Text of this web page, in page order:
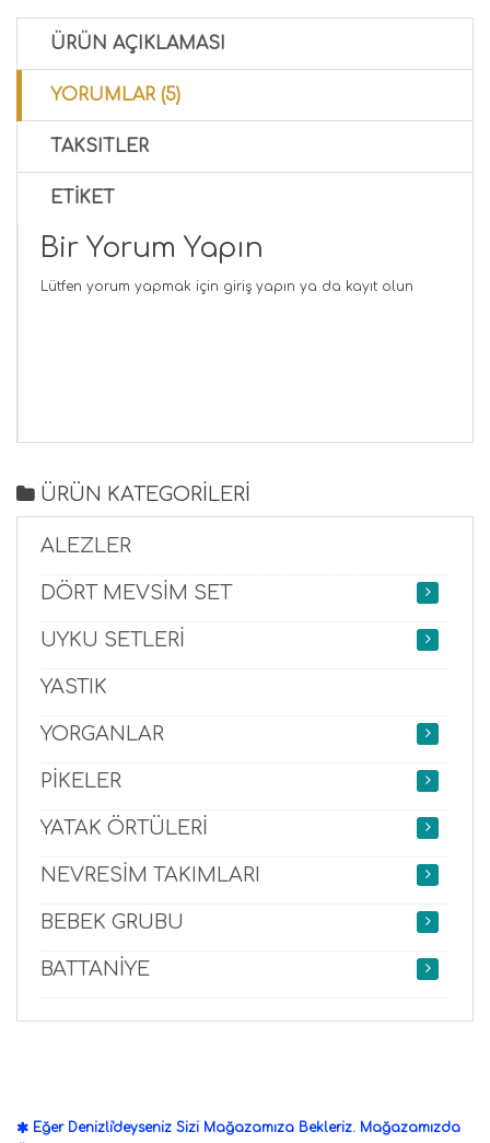
ÜRÜN AÇIKLAMASI
YORUMLAR (5)
TAKSITLER
ETIKET
Bir Yorum Yapın
Lütfen yorum yapmak için giriş yapın ya da kayıt olun
ÜRÜN KATEGORİLERİ
ALEZLER
DÖRT MEVSİM SET
UYKU SETLERİ
YASTIK
YORGANLAR
PİKELER
YATAK ÖRTÜLERİ
NEVRESİM TAKIMLARI
BEBEK GRUBU
BATTANİYE
Eğer Denizli'deyseniz Sizi Mağazamıza Bekleriz. Mağazamızda